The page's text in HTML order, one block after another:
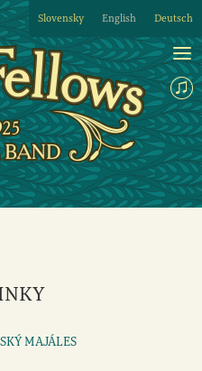
Slovensky English Deutsch
MAJÁLES